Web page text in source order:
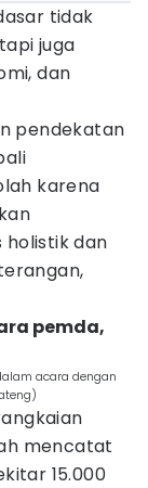
tidak
juga
dan
pendekatan
karena
holistik dan
pemda,
acara dengan
mencatat
15.000